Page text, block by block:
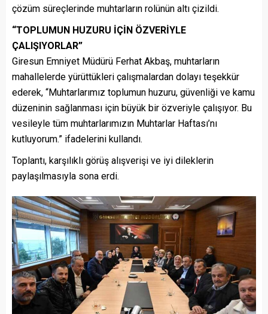
çözüm süreçlerinde muhtarların rolünün altı çizildi.
“TOPLUMUN HUZURU İÇİN ÖZVERİYLE
ÇALIŞIYORLAR”
Giresun Emniyet Müdürü Ferhat Akbaş, muhtarların
mahallelerde yürüttükleri çalışmalardan dolayı teşekkür
ederek, “Muhtarlarımız toplumun huzuru, güvenliği ve kamu
düzeninin sağlanması için büyük bir özveriyle çalışıyor. Bu
vesileyle tüm muhtarlarımızın Muhtarlar Haftası’nı
kutluyorum.” ifadelerini kullandı.
Toplantı, karşılıklı görüş alışverişi ve iyi dileklerin
paylaşılmasıyla sona erdi.